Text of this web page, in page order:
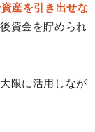
産を引き出せな
資金を貯められ
限に活用しなが